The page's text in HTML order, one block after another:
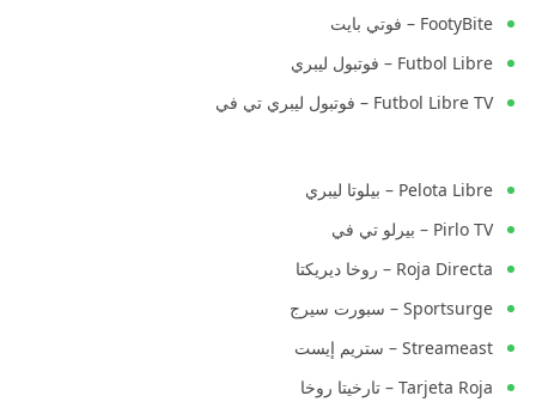
FootyBite – فوتي بايت
Futbol Libre – فوتبول ليبري
Futbol Libre TV – فوتبول ليبري تي في
Pelota Libre – بيلوتا ليبري
Pirlo TV – بيرلو تي في
Roja Directa – روخا ديريكتا
Sportsurge – سبورت سيرج
Streameast – ستريم إيست
Tarjeta Roja – تارخيتا روخا